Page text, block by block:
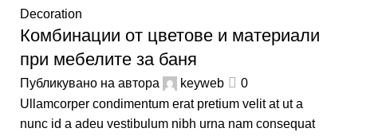
Decoration
Комбинации от цветове и материали
при мебелите за баня
Публикувано на автора keyweb
0
Ullamcorper condimentum erat pretium velit at ut a
nunc id a adeu vestibulum nibh urna nam consequat